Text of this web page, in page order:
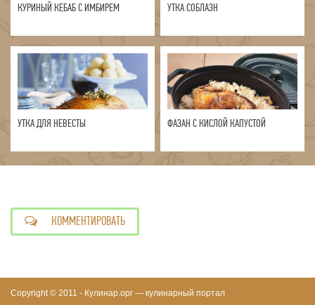
КУРИНЫЙ КЕБАБ С ИМБИРЕМ УТКА СОБЛАЗН
УТКА ДЛЯ НЕВЕСТЫ ФАЗАН С КИСЛОЙ КАПУСТОЙ
КОММЕНТИРОВАТЬ
Copyright © 2011 - Кулинар.орг — кулинарный портал